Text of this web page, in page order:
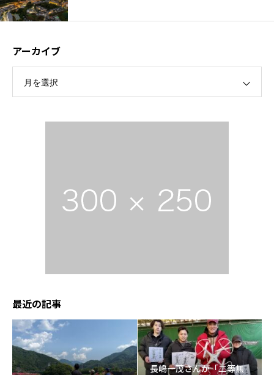
アーカイブ
月を選択
最近の記事
長嶋一茂さんが「二等無